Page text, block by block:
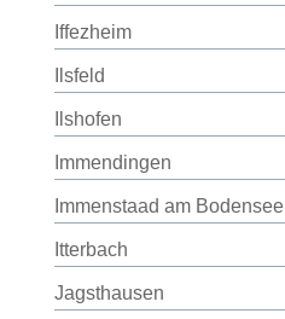
Iffezheim
Ilsfeld
Ilshofen
Immendingen
Immenstaad am Bodensee
Itterbach
Jagsthausen